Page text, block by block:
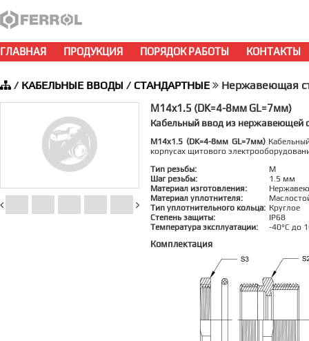
ГЛАВНАЯ ПРОДУКЦИЯ ПОРЯДОК РАБОТЫ КОНТАКТЫ
/ КАБЕЛЬНЫЕ ВВОДЫ / СТАНДАРТНЫЕ Нержавеющая
M14x1.5 (DK=4-8мм GL=7мм)
Кабельный ввод из нержавеющей
M14x1.5 (DK=4-8мм GL=7мм)
корпусах щитового
Тип резьбы:
M
Шаг резьбы:
1.5 мм
Материал изготовления:
Материал уплотнителя:
Тип уплотнительного кольца: Круглое
Степень защиты:
IP68
Температура эксплуатации:
-40°C до
Комплектация